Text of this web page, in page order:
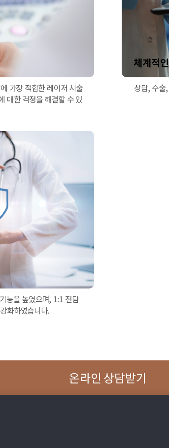
가장 적합한 레이저 시술
대한 걱정을 해결할 수 있
체계적
상담, 수술
능을 높였으며, 1:1 전담
화하였습니다.
온라인 상담받기